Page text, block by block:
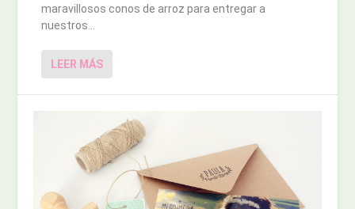
maravillosos conos de arroz para entregar a
nuestros...
LEER MÁS